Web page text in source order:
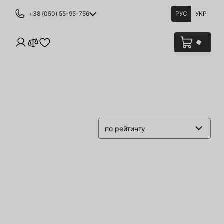
+38 (050) 55-95-756 РУС УКР
по рейтингу